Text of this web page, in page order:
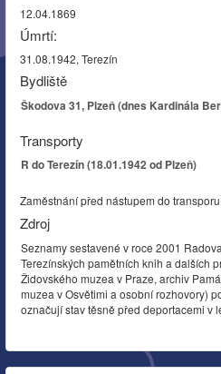
12.04.1869
Úmrtí:
31.08.1942, Terezín
Bydliště
Škodova 31, Plzeň (dnes Kardinála
Transporty
R do Terezín (18.01.1942 od Plzeň)
Zaměstnání před nástupem do
Zdroj
Seznamy sestavené v roce 2001
Terezínských pamětních knih a dalších
Židovského muzea v Praze, archiv
muzea v Osvětimi a osobní rozhovory)
označují stav těsně před deportacemi v